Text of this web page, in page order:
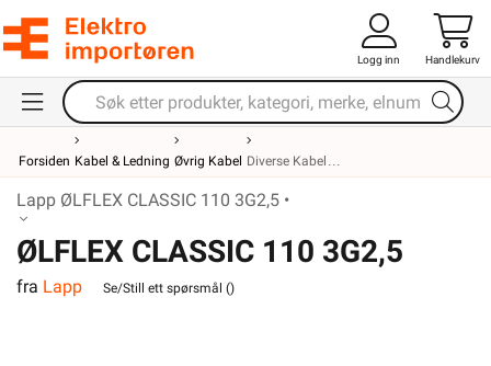
Logg inn Handlekurv
Forsiden Kabel & Ledning Øvrig Kabel Diverse Kabel
Lapp ØLFLEX CLASSIC 110 3G2,5 •
ØLFLEX CLASSIC 110 3G2,5
fra Lapp Se/Still ett spørsmål ()